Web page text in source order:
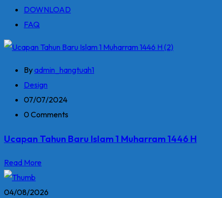
DOWNLOAD
FAQ
Byadmin_hangtuah1
Design
07/07/2024
0 Comments
Ucapan Tahun Baru Islam 1 Muharram 1446 H
Read More
04/08/2026